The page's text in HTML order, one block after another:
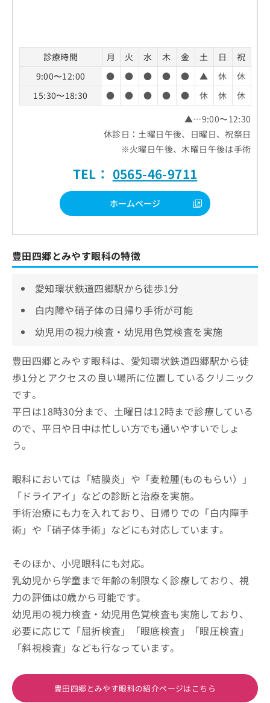
診療時間 月 火 水 木 金 土 日
祝
9:00〜12:00
● ● ● ● ● ▲ 休
休
15:30〜18:30
● ● ● ● ● 休 休
休
▲…9:00〜12:30
休診日：土曜日午後、日曜日、祝祭日
※火曜日午後、木曜日午後は手術
TEL： 0565-46-9711
ホームページ
豊田四郷とみやす眼科の特徴
愛知環状鉄道四郷駅から徒歩1分
白内障や硝子体の日帰り手術が可能
幼児用の視力検査・幼児用色覚検査を実施
豊田四郷とみやす眼科は、愛知環状鉄道四郷駅から徒
歩1分とアクセスの良い場所に位置しているクリニック
です。
平日は18時30分まで、土曜日は12時まで診療している
ので、平日や日中は忙しい方でも通いやすいでしょ
う。
眼科においては「結膜炎」や「麦粒腫(ものもらい）」
「ドライアイ」などの診断と治療を実施。
手術治療にも力を入れており、日帰りでの「白内障手
術」や「硝子体手術」などにも対応しています。
そのほか、小児眼科にも対応。
乳幼児から学童まで年齢の制限なく診療しており、視
力の評価は0歳から可能です。
幼児用の視力検査・幼児用色覚検査も実施しており、
必要に応じて「屈折検査」「眼底検査」「眼圧検査」
「斜視検査」なども行なっています。
豊田四郷とみやす眼科の紹介ページはこちら